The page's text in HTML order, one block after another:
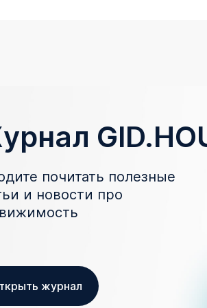
почитать полезные
и новости про
журнал